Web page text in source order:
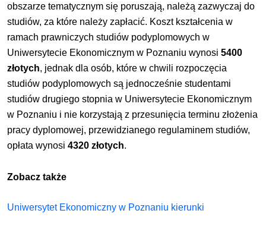
obszarze tematycznym się poruszają, należą zazwyczaj do
studiów, za które należy zapłacić. Koszt kształcenia w
ramach prawniczych studiów podyplomowych w
Uniwersytecie Ekonomicznym w Poznaniu wynosi 5400
złotych, jednak dla osób, które w chwili rozpoczęcia
studiów podyplomowych są jednocześnie studentami
studiów drugiego stopnia w Uniwersytecie Ekonomicznym
w Poznaniu i nie korzystają z przesunięcia terminu złożenia
pracy dyplomowej, przewidzianego regulaminem studiów,
opłata wynosi 4320 złotych.
Zobacz także
Uniwersytet Ekonomiczny w Poznaniu kierunki